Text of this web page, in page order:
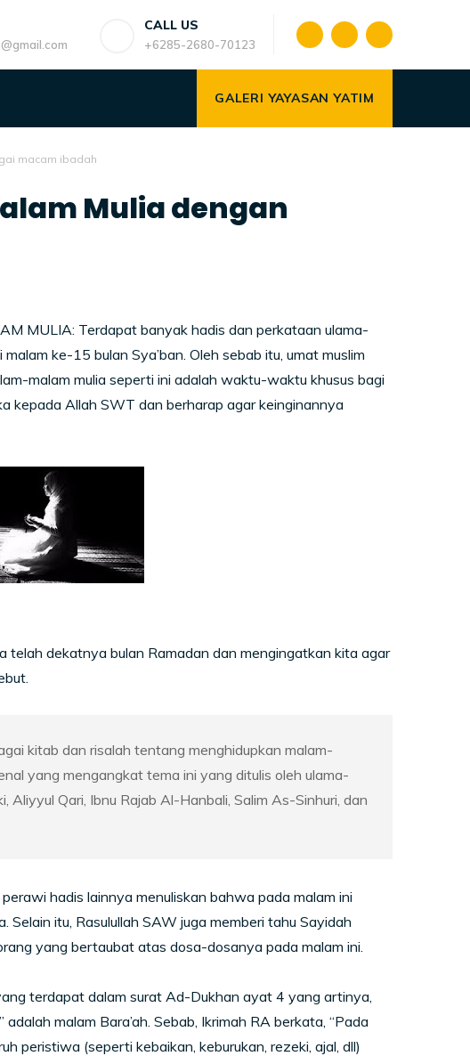
CALL US
+6285-2680-70123
GALERI YAYASAN YATIM
macam ibadah
Mulia dengan
MULIA: Terdapat banyak hadis dan perkataan ulama-
ke-15 bulan Sya’ban. Oleh sebab itu, umat muslim
malam mulia seperti ini adalah waktu-waktu khusus bagi
kepada Allah SWT dan berharap agar keinginannya
telah dekatnya bulan Ramadan dan mengingatkan kita agar
kitab dan risalah tentang menghidupkan malam-
yang mengangkat tema ini yang ditulis oleh ulama-
Qari, Ibnu Rajab Al-Hanbali, Salim As-Sinhuri, dan
hadis lainnya menuliskan bahwa pada malam ini
itu, Rasulullah SAW juga memberi tahu Sayidah
yang bertaubat atas dosa-dosanya pada malam ini.
terdapat dalam surat Ad-Dukhan ayat 4 yang artinya,
malam Bara’ah. Sebab, Ikrimah RA berkata, “Pada
peristiwa (seperti kebaikan, keburukan, rezeki, ajal, dll)